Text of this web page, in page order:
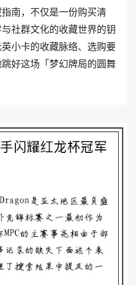
南，不仅是一份购买清
社群文化的收藏世界的钥
小卡的收藏脉络、选购要
好这场「梦幻牌局的圆舞